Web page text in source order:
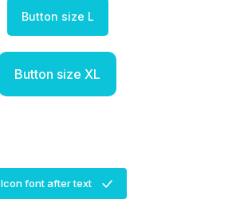
Button size L
Button size XL
Icon font after text